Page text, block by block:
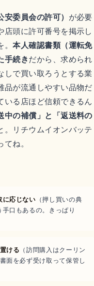
委員会の許可） が必要
店頭に許可番号を掲示し
。本人確認書類（運転免
手続きだから、求められ
しで買い取ろうとする業
品が流通しやすい品物だ
いる店ほど信頼できるん
中の補償」と「返送料の
。リチウムイオンバッテ
ね。
に応じない （押し買いの典
口もあるの。きっぱり
ける （訪問購入はクーリン
面を必ず受け取って保管し